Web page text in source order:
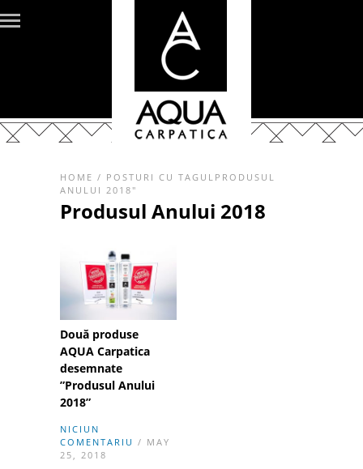
HOME / POSTURI CU TAGULPRODUSUL
ANULUI 2018"
Produsul Anului 2018
Două produse
AQUA Carpatica
desemnate
”Produsul Anului
2018”
NICIUN
COMENTARIU / MAY
25, 2018